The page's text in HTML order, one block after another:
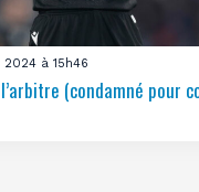
2024 à 15h46
(condamné pour